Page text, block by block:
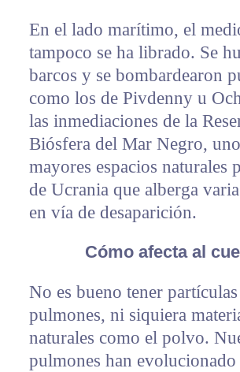
En el lado marítimo, el
tampoco se ha librado. Se
barcos y se bombardearon
como los de Pivdenny u
las inmediaciones de la
Biósfera del Mar Negro,
mayores espacios naturales
de Ucrania que alberga
en vía de desaparición.
Cómo afecta al
No es bueno tener
pulmones, ni siquiera
naturales como el polvo.
pulmones han evolucionado